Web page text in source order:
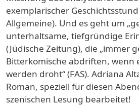
exemplarischer
Allgemeine). Und es geht um
unterhaltsame, tiefgründige
(Jüdische Zeitung), die „immer
Bitterkomische abdriften, wenn
werden droht“ (FAS). Adriana
Roman, speziell für diesen
szenischen Lesung bearbeitet!